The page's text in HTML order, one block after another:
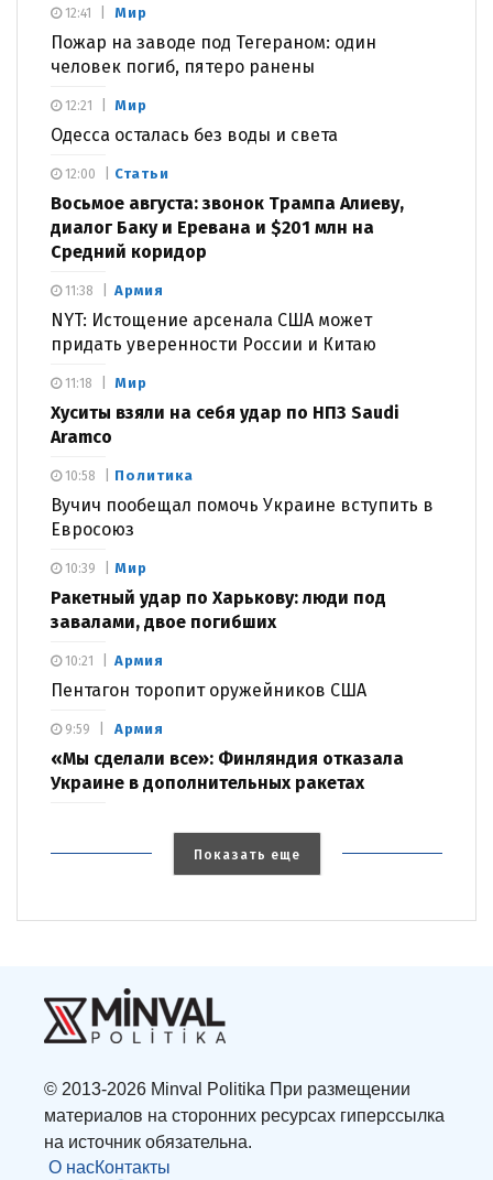
Мир
Пожар на заводе под Тегераном: один
человек погиб, пятеро ранены
12:41
Мир
Одесса осталась без воды и света
12:21
Статьи
Восьмое августа: звонок Трампа Алиеву,
диалог Баку и Еревана и $201 млн на
Средний коридор
12:00
Армия
NYT: Истощение арсенала США может
придать уверенности России и Китаю
11:38
Мир
Хуситы взяли на себя удар по НПЗ Saudi
Aramco
11:18
Политика
Вучич пообещал помочь Украине вступить в
Евросоюз
10:58
Мир
Ракетный удар по Харькову: люди под
завалами, двое погибших
10:39
Армия
Пентагон торопит оружейников США
10:21
Армия
«Мы сделали все»: Финляндия отказала
Украине в дополнительных ракетах
9:59
Показать еще
© 2013-2026 Minval Politika При размещении
материалов на сторонних ресурсах гиперссылка
на источник обязательна.
О насКонтакты